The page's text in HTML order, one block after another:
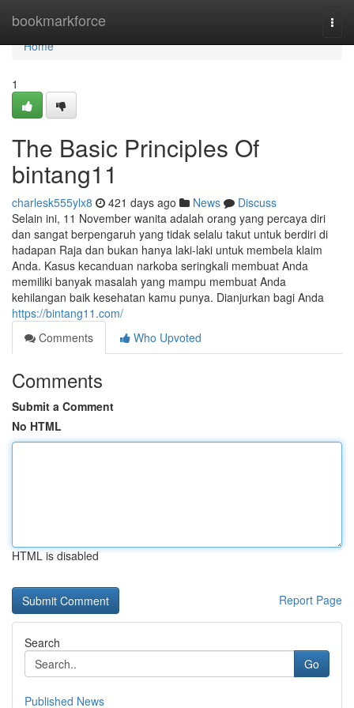
bookmarkforce
Home
Home
1
The Basic Principles Of
bintang11
charlesk555ylx8 421 days ago News
Discuss
Selain ini, 11 November wanita adalah orang yang percaya diri
dan sangat berpengaruh yang tidak selalu takut untuk berdiri di
hadapan Raja dan bukan hanya laki-laki untuk membela klaim
Anda. Kasus kecanduan narkoba seringkali membuat Anda
memiliki banyak masalah yang mampu membuat Anda
kehilangan baik kesehatan kamu punya. Dianjurkan bagi Anda
https://bintang11.com/
Comments
Who Upvoted
Comments
Submit a Comment
No HTML
HTML is disabled
Report Page
Search
Go
Published News